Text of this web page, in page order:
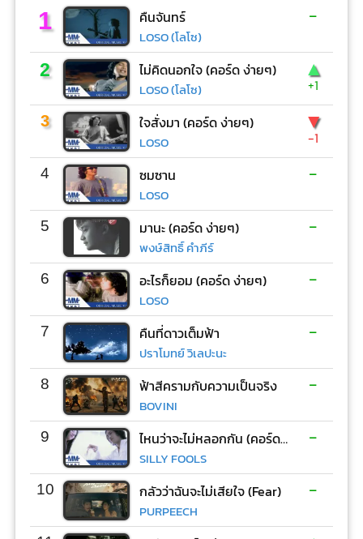
1 คืนจันทร์
LOSO (โลโซ)
-
2 ไม่คิดนอกใจ (คอร์ด ง่ายๆ)
LOSO (โลโซ)
▲
+1
3 ใจสั่งมา (คอร์ด ง่ายๆ)
LOSO
▼
-1
4 ซมซาน
LOSO
-
5 มานะ (คอร์ด ง่ายๆ)
พงษ์สิทธิ์ คำภีร์
-
6 อะไรก็ยอม (คอร์ด ง่ายๆ)
LOSO
-
7 คืนที่ดาวเต็มฟ้า
ปราโมทย์ วิเลปะนะ
-
8 ฟ้าสีครามกับความเป็นจริง
BOVINI
-
9 ไหนว่าจะไม่หลอกกัน (คอร์ด ง่ายๆ)
SILLY FOOLS
-
10 กลัวว่าฉันจะไม่เสียใจ (Fear)
PURPEECH
-